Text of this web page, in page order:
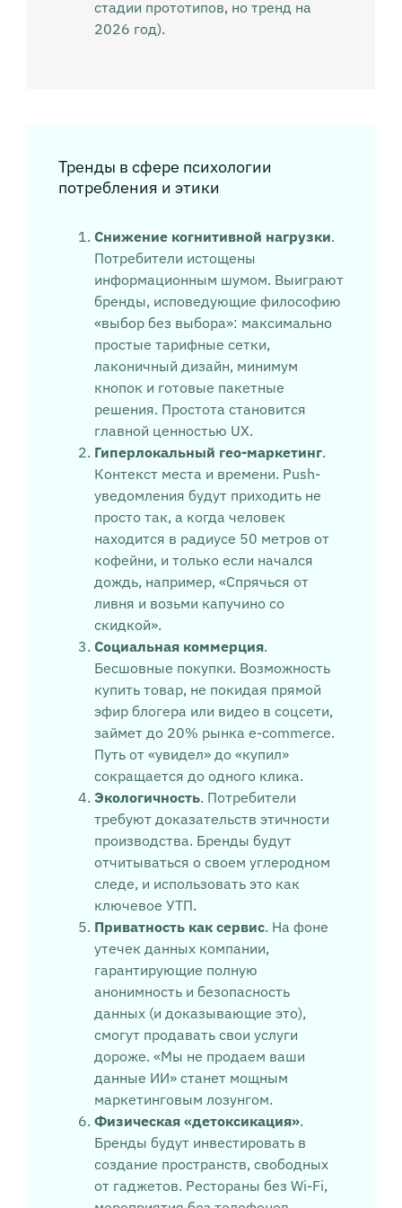
стадии прототипов, но тренд на
2026 год).
Тренды в сфере психологии
потребления и этики
Снижение когнитивной нагрузки.
Потребители истощены
информационным шумом. Выиграют
бренды, исповедующие философию
«выбор без выбора»: максимально
простые тарифные сетки,
лаконичный дизайн, минимум
кнопок и готовые пакетные
решения. Простота становится
главной ценностью UX.
Гиперлокальный гео-маркетинг.
Контекст места и времени. Push-
уведомления будут приходить не
просто так, а когда человек
находится в радиусе 50 метров от
кофейни, и только если начался
дождь, например, «Спрячься от
ливня и возьми капучино со
скидкой».
Социальная коммерция.
Бесшовные покупки. Возможность
купить товар, не покидая прямой
эфир блогера или видео в соцсети,
займет до 20% рынка e-commerce.
Путь от «увидел» до «купил»
сокращается до одного клика.
Экологичность. Потребители
требуют доказательств этичности
производства. Бренды будут
отчитываться о своем углеродном
следе, и использовать это как
ключевое УТП.
Приватность как сервис. На фоне
утечек данных компании,
гарантирующие полную
анонимность и безопасность
данных (и доказывающие это),
смогут продавать свои услуги
дороже. «Мы не продаем ваши
данные ИИ» станет мощным
маркетинговым лозунгом.
Физическая «детоксикация».
Бренды будут инвестировать в
создание пространств, свободных
от гаджетов. Рестораны без Wi-Fi,